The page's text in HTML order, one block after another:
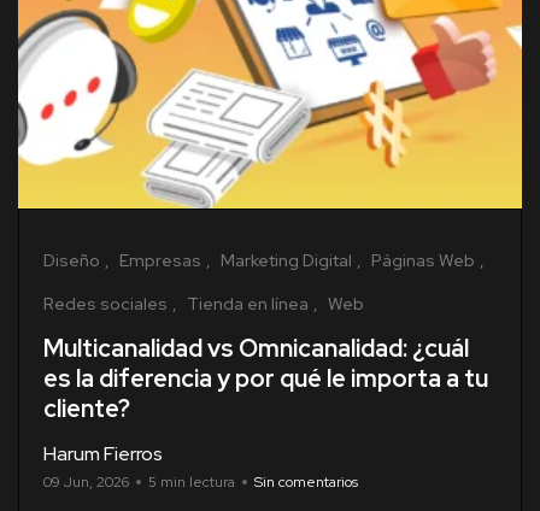
Diseño Empresas Marketing Digital
Páginas Web
Redes sociales
Tienda en línea Web
Multicanalidad vs Omnicanalidad: ¿cuál
es la diferencia y por qué le importa a tu
cliente?
Harum Fierros
09 Jun, 2026 5 min lectura Sin comentarios